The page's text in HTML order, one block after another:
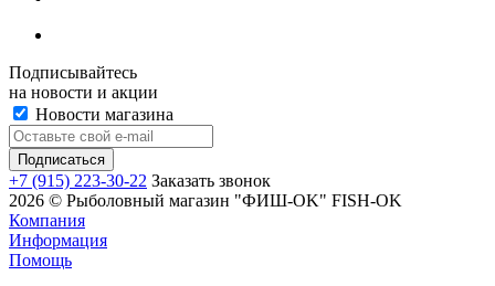
Подписывайтесь
на новости и акции
Новости магазина
+7 (915) 223-30-22 Заказать звонок
2026 © Рыболовный магазин "ФИШ-OK" FISH-OK
Компания
Информация
Помощь